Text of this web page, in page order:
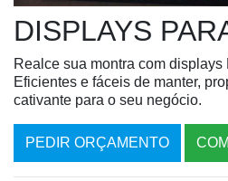
DISPLAYS
Realce sua montra com
Eficientes e fáceis de manter,
cativante para o seu negócio.
PEDIR ORÇAMENTO